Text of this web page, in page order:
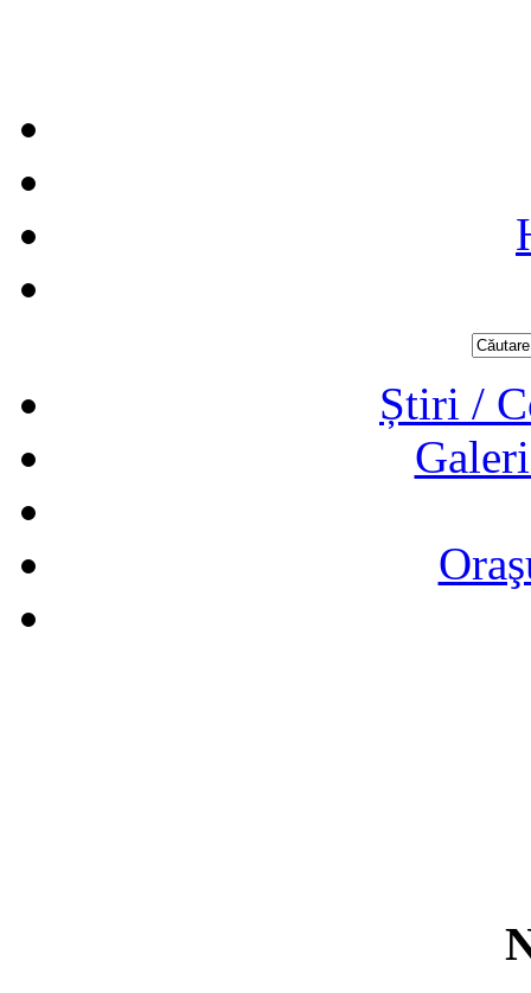
Știri /